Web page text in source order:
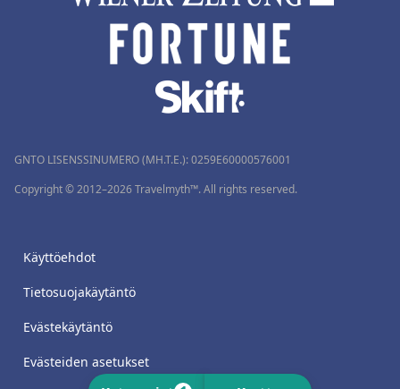
GNTO LISENSSINUMERO (MH.T.E.): 0259Ε60000576001
Copyright © 2012–2026 Travelmyth™. All rights reserved.
Käyttöehdot
Tietosuojakäytäntö
Evästekäytäntö
Evästeiden asetukset